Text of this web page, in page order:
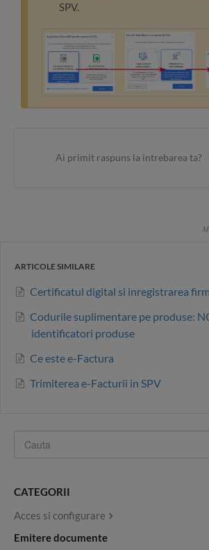
SPV.
Ai primit raspuns la intrebarea ta?
ARTICOLE SIMILARE
Certificatul digital si inregistrarea
Codurile suplimentare pe produse:
identificatori produse
Ce este e-Factura
Trimiterea e-Facturii in SPV
CATEGORII
Acces si configurare
Emitere documente